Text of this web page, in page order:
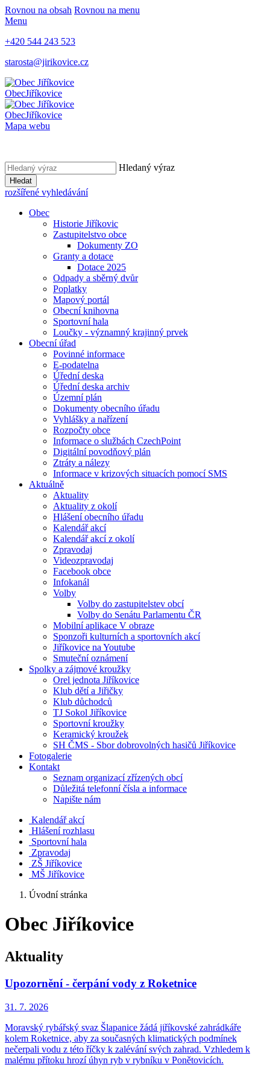
Rovnou na obsah Rovnou na menu
Menu
+420 544 243 523
starosta@jirikovice.cz
ObecJiříkovice
ObecJiříkovice
Mapa webu
Hledaný výraz
Hledat
rozšířené vyhledávání
Obec
Historie Jiříkovic
Zastupitelstvo obce
Dokumenty ZO
Granty a dotace
Dotace 2025
Odpady a sběrný dvůr
Poplatky
Mapový portál
Obecní knihovna
Sportovní hala
Loučky - významný krajinný prvek
Obecní úřad
Povinné informace
E-podatelna
Úřední deska
Úřední deska archiv
Územní plán
Dokumenty obecního úřadu
Vyhlášky a nařízení
Rozpočty obce
Informace o službách CzechPoint
Digitální povodňový plán
Ztráty a nálezy
Informace v krizových situacích pomocí SMS
Aktuálně
Aktuality
Aktuality z okolí
Hlášení obecního úřadu
Kalendář akcí
Kalendář akcí z okolí
Zpravodaj
Videozpravodaj
Facebook obce
Infokanál
Volby
Volby do zastupitelstev obcí
Volby do Senátu Parlamentu ČR
Mobilní aplikace V obraze
Sponzoři kulturních a sportovních akcí
Jiříkovice na Youtube
Smuteční oznámení
Spolky a zájmové kroužky
Orel jednota Jiříkovice
Klub dětí a Jiřičky
Klub důchodců
TJ Sokol Jiříkovice
Sportovní kroužky
Keramický kroužek
SH ČMS - Sbor dobrovolných hasičů Jiříkovice
Fotogalerie
Kontakt
Seznam organizací zřízených obcí
Důležitá telefonní čísla a informace
Napište nám
Kalendář akcí
Hlášení rozhlasu
Sportovní hala
Zpravodaj
ZŠ Jiříkovice
MŠ Jiříkovice
Úvodní stránka
Obec Jiříkovice
Aktuality
Upozornění - čerpání vody z Roketnice
31. 7. 2026
Moravský rybářský svaz Šlapanice žádá jiříkovské zahrádkáře
kolem Roketnice, aby za současných klimatických podmínek
nečerpali vodu z této říčky k zalévání svých zahrad. Vzhledem k
malému přítoku hrozí úhyn ryb v rybníku v Ponětovicích.